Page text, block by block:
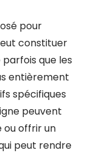
pour
constituer
que les
entièrement
spécifiques
peuvent
ou offrir un
peut rendre